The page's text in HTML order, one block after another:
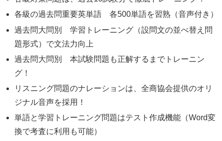
各級の過去問重要英単語 各500単語を習熟（音声付き）
過去問大問別 学習トレーニング（設問文の並べ替え問
題形式）で文法力向上
過去問大問別 本試験問題も正解するまでトレーニン
グ！
リスニング問題のナレーションは、全商協会提供のオリ
ジナル音声を採用！
単語と学習トレーニング問題はテスト作成機能（Word変
換で考査に利用も可能）